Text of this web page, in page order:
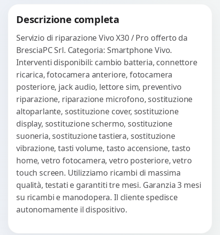
Descrizione completa
Servizio di riparazione Vivo X30 / Pro offerto da
BresciaPC Srl. Categoria: Smartphone Vivo.
Interventi disponibili: cambio batteria, connettore
ricarica, fotocamera anteriore, fotocamera
posteriore, jack audio, lettore sim, preventivo
riparazione, riparazione microfono, sostituzione
altoparlante, sostituzione cover, sostituzione
display, sostituzione schermo, sostituzione
suoneria, sostituzione tastiera, sostituzione
vibrazione, tasti volume, tasto accensione, tasto
home, vetro fotocamera, vetro posteriore, vetro
touch screen. Utilizziamo ricambi di massima
qualità, testati e garantiti tre mesi. Garanzia 3 mesi
su ricambi e manodopera. Il cliente spedisce
autonomamente il dispositivo.